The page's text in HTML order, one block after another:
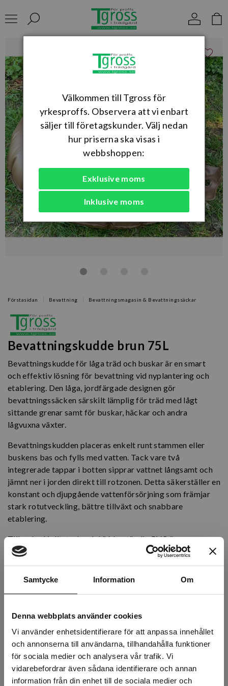
Samtycke Information Om
Denna webbplats använder cookies
Vi använder enhetsidentifierare för att anpassa innehållet
och annonserna till användarna, tillhandahålla funktioner
för sociala medier och analysera vår trafik. Vi
vidarebefordrar även sådana identifierare och annan
information från din enhet till de sociala medier och
Förstasidan Bevattning Bevattningsmagasin & Bevattningssäckar
Bevattningskudde brun 75L
Bevattningskudde för låga träd och buskar är en smart
och effektiv lösning för bevattning vid nyplantering och
etablering. Den låga, jordfärgade designen gör
bevattningssäcken särskilt lämplig för träd med lågt
sittande grenar samt för buskar, häckar och andra
lågvuxna växter.
Bevattningskudden placeras enkelt runt stammen eller
buskens bas och fylls med vatten. Tack vare två
integrerade tappar i botten sipprar vattnet långsamt och
jämnt ner i jorden direkt till rotzonen. Detta säkerställer en
konstant och djupgående vattenförsörjning som främjar
stark rotutveckling, bättre tillväxt och snabbare
etablering.
Tillverkad i slitstark och UV-beständig PVC är
bevattningskudden anpassad för långvarig användning
utomhus, även i krävande miljöer som parker,
bostadsområden och offentliga planteringar. Den bruna
Artikelnr: BG700075
Köp Betala Spara
Över 20 st 250 kr 225 kr
Välkommen till Tgross för
yrkesproffs. Observera att vi enbart
säljer till företagskunder. Välj nedan
hur priserna ska visas i
webbshoppen:
Exklusive moms
Inklusive moms